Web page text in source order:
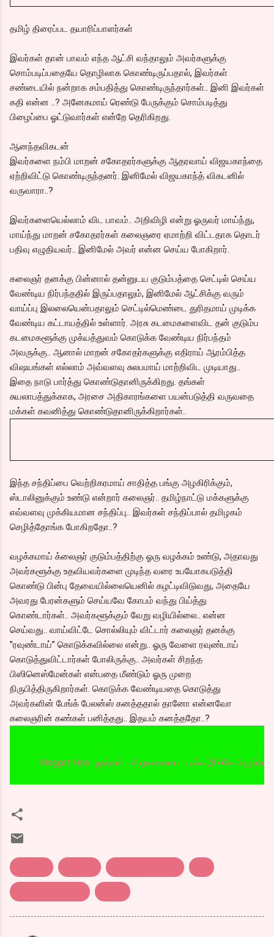
தமிழ் திரைப்பட தயாரிப்பாளர்கள்
இவர்கள் தான் பாவம் எந்த ஆட்சி வந்தாலும் அவர்களுக்கு
சொம்படிப்பதையே தொழிலாக கொண்டிருப்பதால், இவர்கள்
சண்டையில் நன்றாக சம்பதித்து கொண்டிருந்தார்கள்.. இனி இவர்கள்
கதி என்ன ..? அனேகமாய் ரெண்டு பேருக்கும் சொம்படித்து
பிழைப்பை ஓட்டுவார்கள் என்றே தெரிகிறது.
ஆனந்தவிகடன்
இவர்களை நம்பி மாறன் சகோதரர்களுக்கு ஆதரவாய் விஜயகாந்தை
ஏற்றிவிட்டு கொண்டிருந்தனர். இனிமேல் விஜயகாந்த் விகடனில்
வருவாரா..?
இவர்களையெல்லாம் விட பாவம்.. அறிவிழி என்று ஓருவர் மாய்ந்து,
மாய்ந்து மாறன் சகோதரர்கள் கலைஞரை ஏமாற்றி விட்டதாக தொடர்
பதிவு எழுதியவர்.. இனிமேல் அவர் என்ன செய்ய போகிறார்.
கலைஞர் தனக்கு பின்னால் தன்னுடய குடும்பத்தை செட்டில் செய்ய
வேண்டிய நிர்பந்ததில் இருப்பதாலும், இனிமேல் ஆட்சிக்கு வரும்
வாய்ப்பு இலலையென்பதாலும் செட்டில்மெண்டை துரிதமாய் முடிக்க
வேண்டிய கட்டாயத்தில் உள்ளார். அரசு கடமைகளைவிட தன் குடும்ப
கடமைகளூக்கு முக்யத்துவம் கொடுக்க வேண்டிய நிர்பந்தம்
அவருக்கு.. ஆனால் மாறன் சகோதர்களுக்கு எதிராய் ஆரம்பித்த
விஷயங்கள் எல்லாம் அவ்வளவு சுலபமாய் மாற்றிவிட முடியாது..
இதை நாடு பார்த்து கொண்டுதானிருக்கிறது. தங்கள்
சுயலாபத்துக்காக, அரசை அதிகாரங்களை பயன்படுத்தி வருவதை
மக்கள் கவனித்து கொண்டுதானிருக்கிறார்கள்..
இந்த சந்திப்பை வெற்றிகரமாய் சாதித்த பங்கு அழகிரிக்கும்,
ஸ்டாலினுக்கும் உண்டு என்றார் கலைஞர்.. தமிழ்நாட்டு மக்களுக்கு
எவ்வளவு முக்கியமான சந்திப்பு.. இவர்கள் சந்திப்பால் தமிழகம்
செழித்தோங்க போகிறதோ..?
வழக்கமாய் க்லைஞர் குடும்பத்திற்கு ஓரு வழக்கம் உண்டு, அதாவது
அவர்களூக்கு உதவியவர்களை முடிந்த வரை உபயோகபடுத்தி
கொண்டு பின்பு தேவையில்லையெனில் கழட்டிவிடுவது, அதையே
அவரது பேரன்களும் செய்யவே கோபம் வந்து பிய்த்து
கொண்டார்கள்.. அவர்களூக்கும் வேறு வழியில்லை.. என்ன
செய்வது.. வாய்விட்டே சொல்லியும் விட்டார் கலைஞர் தனக்கு
”ரவுண்டாய்” கொடுக்கவில்லை என்று.. ஓரு வேளை ரவுண்டாய்
கொடுத்துவிட்டார்கள் போலிருக்கு.. அவர்கள் சிறந்த
பிஸினெஸ்மேன்கள் என்பதை மீண்டும் ஓரு முறை
நிருபித்திருகிறார்கள். கொடுக்க வேண்டியதை கொடுத்து
அவர்களின் பேங்க் பேலன்ஸ் கனத்ததால் தானோ என்னவோ
கலைஞரின் கண்கள் பனித்தது.. இதயம் கனத்ததோ..?
Blogger Tips -முத்தம் - சிறுகதையை படிக்க இங்கே அழுத்தவும்,